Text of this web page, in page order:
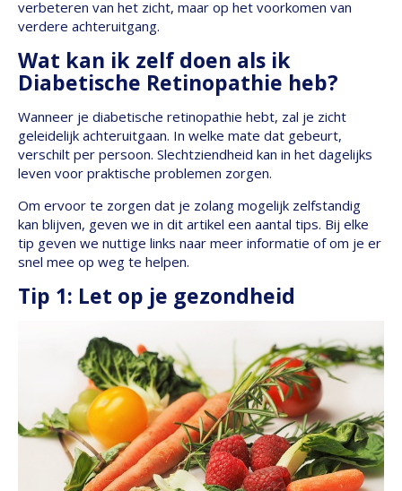
verbeteren van het zicht, maar op het voorkomen van
verdere achteruitgang.
Wat kan ik zelf doen als ik
Diabetische Retinopathie heb?
Wanneer je diabetische retinopathie hebt, zal je zicht
geleidelijk achteruitgaan. In welke mate dat gebeurt,
verschilt per persoon. Slechtziendheid kan in het dagelijks
leven voor praktische problemen zorgen.
Om ervoor te zorgen dat je zolang mogelijk zelfstandig
kan blijven, geven we in dit artikel een aantal tips. Bij elke
tip geven we nuttige links naar meer informatie of om je er
snel mee op weg te helpen.
Tip 1: Let op je gezondheid